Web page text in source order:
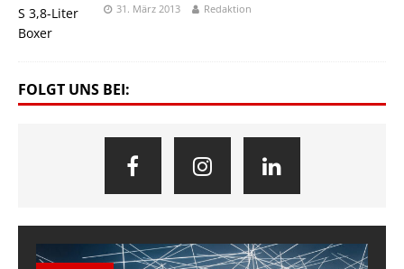
31. März 2013 Redaktion
FOLGT UNS BEI: